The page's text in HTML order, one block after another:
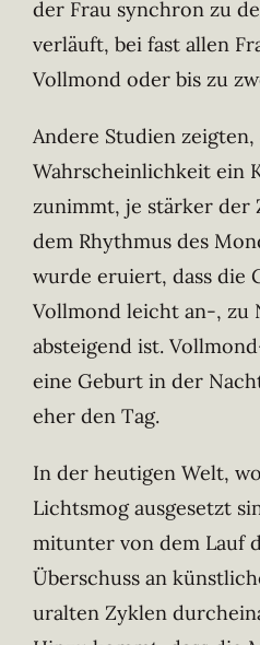
der Frau synchron zu
verläuft, bei fast allen
Vollmond oder bis zu
Andere Studien zeigten,
Wahrscheinlichkeit ein
zunimmt, je stärker der
dem Rhythmus des
wurde eruiert, dass die
Vollmond leicht an-, zu
absteigend ist.
eine Geburt in der
eher den Tag.
In der heutigen Welt,
Lichtsmog ausgesetzt
mitunter von dem Lauf
Überschuss an
uralten Zyklen